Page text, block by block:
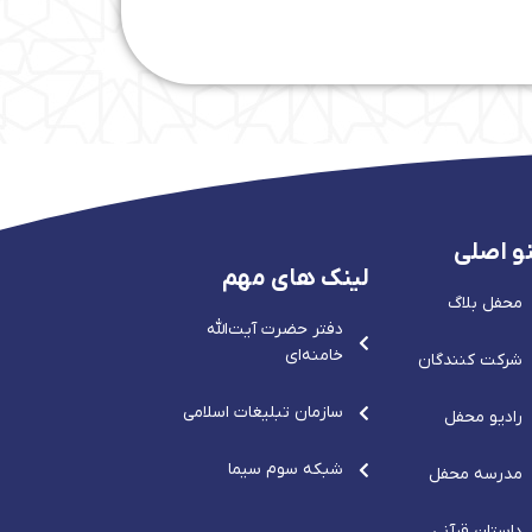
اصلی
محفل بلاگ
شرکت کنندگان
رادیو محفل
مدرسه محفل
لینک های مهم
دفتر حضرت آيت‌الله‌
خامنه‌ای
سازمان تبلیغات اسلامی
شبکه سوم سیما